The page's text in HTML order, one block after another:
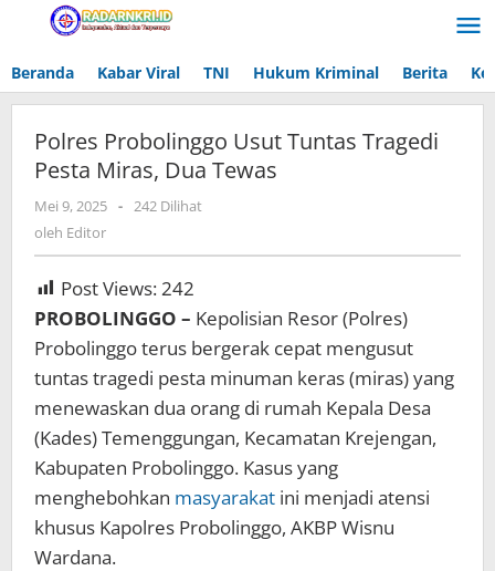
Lewati
Beranda Kabar Viral TNI Hukum Kriminal Berita
Polres Probolinggo Usut Tuntas Tragedi
Pesta Miras, Dua Tewas
Mei 9, 2025 oleh
- 242 Dilihat
oleh Editor
Post Views:242
PROBOLINGGO – Kepolisian Resor (Polres)
Probolinggo terus bergerak cepat mengusut
tuntas tragedi pesta minuman keras (miras) yang
menewaskan dua orang di rumah Kepala Desa
(Kades) Temenggungan, Kecamatan Krejengan,
Kabupaten Probolinggo. Kasus yang
menghebohkan masyarakat ini menjadi atensi
khusus Kapolres Probolinggo, AKBP Wisnu
Wardana.